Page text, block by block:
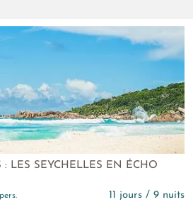
exploration sous-marine... Au
comblés.
: LES SEYCHELLES EN ÉCHO
11 jours / 9 nuits